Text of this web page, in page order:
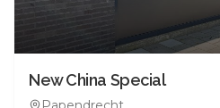
New China Special